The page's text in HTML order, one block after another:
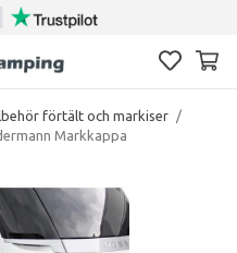
förtält och markiser /
Markkappa